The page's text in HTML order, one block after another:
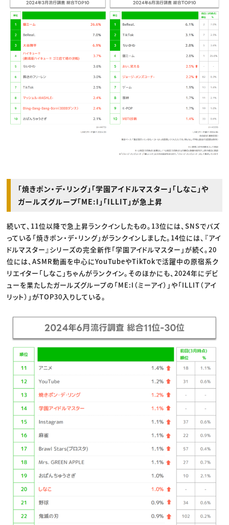
「焼きポン・デ・リング」「学園アイドルマスター」「しなこ」や
ガールズグループ「ME:I」「ILLIT」が急上昇
続いて、11位以降で急上昇ランクインしたもの。13位には、SNSでバズ
っている「焼きポン・デ・リング」がランクインしました。14位には、『アイ
ドルマスター』シリーズの完全新作「学園アイドルマスター」が続く。20
位には、ASMR動画を中心にYouTubeやTikTokで活躍中の原宿系ク
リエイター「しなこ」ちゃんがランクイン。そのほかにも、2024年にデビ
ューを果たしたガールズグループの「ME:I（ミーアイ）」や「ILLIT（アイ
リット）」がTOP30入りしている。